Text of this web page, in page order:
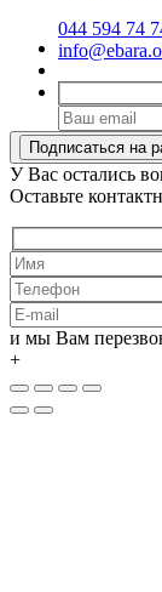
044 594 74
У Вас остались
Оставьте
и мы Вам
+